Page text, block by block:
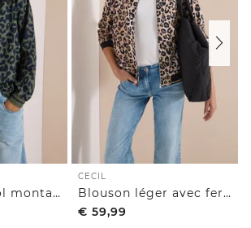
Chemisier à col montant zippé
CECIL
Blouson léger avec fermeture zip et imprimé léopard
€ 59,99